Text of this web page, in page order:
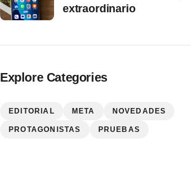
extraordinario
Explore Categories
EDITORIAL META NOVEDADES
PROTAGONISTAS PRUEBAS